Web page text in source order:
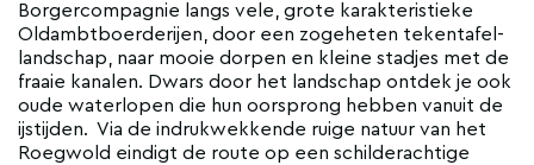
Borgercompagnie langs vele, grote karakteristieke
Oldambtboerderijen, door een zogeheten tekentafel-
landschap, naar mooie dorpen en kleine stadjes met de
fraaie kanalen. Dwars door het landschap ontdek je ook
oude waterlopen die hun oorsprong hebben vanuit de
ijstijden. Via de indrukwekkende ruige natuur van het
Roegwold eindigt de route op een schilderachtige